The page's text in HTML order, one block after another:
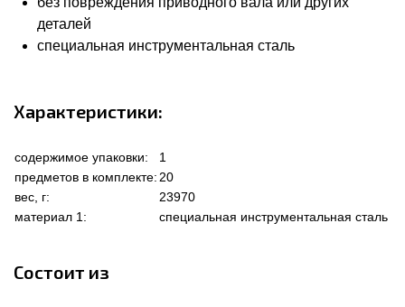
деталей
специальная инструментальная сталь
Характеристики:
содержимое упаковки:
1
предметов в комплекте: 20
вес, г:
23970
материал 1:
специальная инструментальная сталь
Состоит из